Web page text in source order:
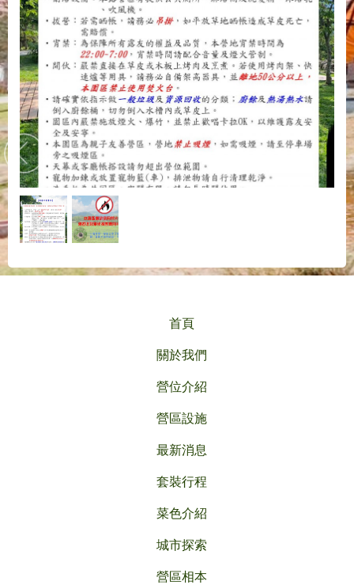
首頁
關於我們
營位介紹
營區設施
最新消息
套裝行程
菜色介紹
城市探索
營區相本